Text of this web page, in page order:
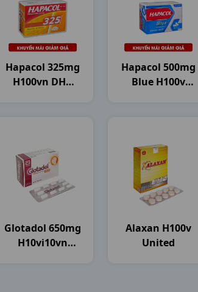
Hapacol 325mg
H100vn DHG
Hapacol 500mg
Blue H100v
Glotadol 650mg
H10vi10vn
Alaxan H100v
United